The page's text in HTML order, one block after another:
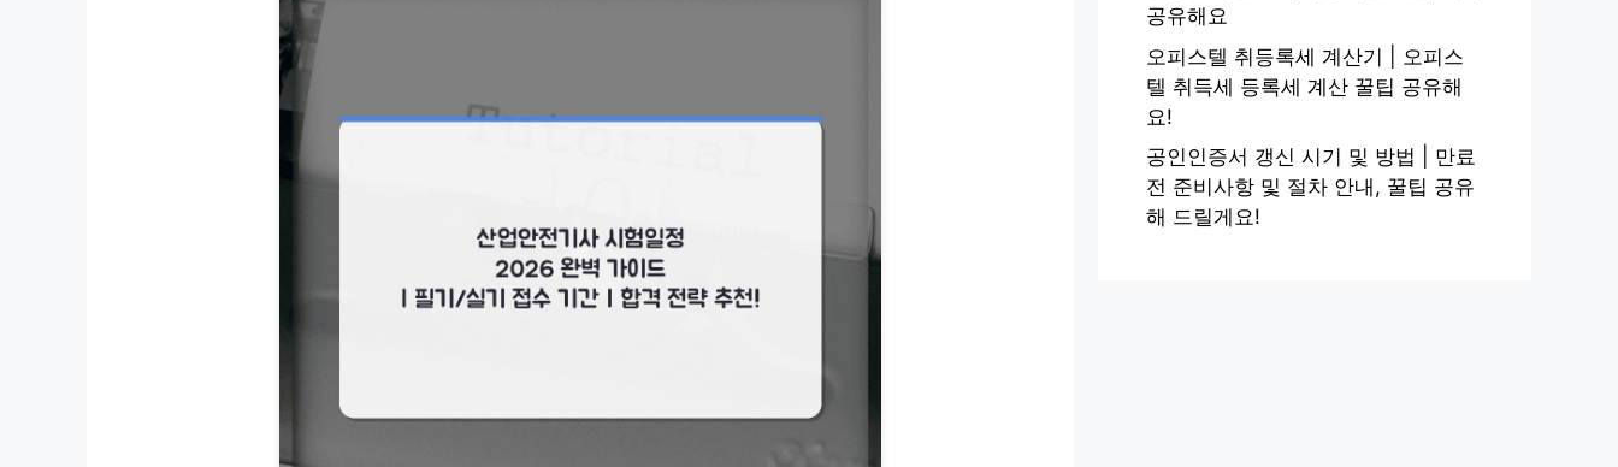
공유해요
오피스텔 취등록세 계산기 | 오피스
텔 취득세 등록세 계산 꿀팁 공유해
요!
공인인증서 갱신 시기 및 방법 | 만료
전 준비사항 및 절차 안내, 꿀팁 공유
해 드릴게요!